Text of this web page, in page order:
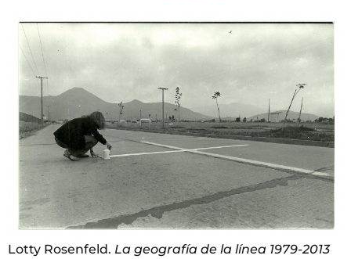
Lotty Rosenfeld. La geografía de la línea 1979-2013